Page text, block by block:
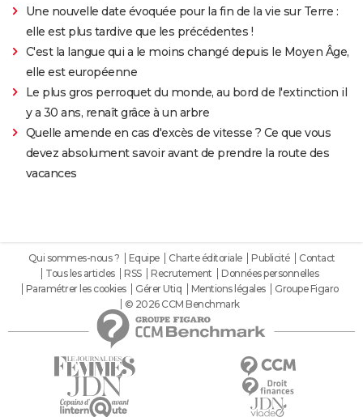
Une nouvelle date évoquée pour la fin de la vie sur Terre :
elle est plus tardive que les précédentes !
C'est la langue qui a le moins changé depuis le Moyen Âge,
elle est européenne
Le plus gros perroquet du monde, au bord de l'extinction il
y a 30 ans, renaît grâce à un arbre
Quelle amende en cas d'excès de vitesse ? Ce que vous
devez absolument savoir avant de prendre la route des
vacances
Qui sommes-nous ? Equipe Charte éditoriale Publicité
Contact
Tous les articles
RSS Recrutement
Données personnelles
Paramétrer les cookies
Gérer Utiq Mentions légales
Groupe Figaro
© 2026 CCM Benchmark